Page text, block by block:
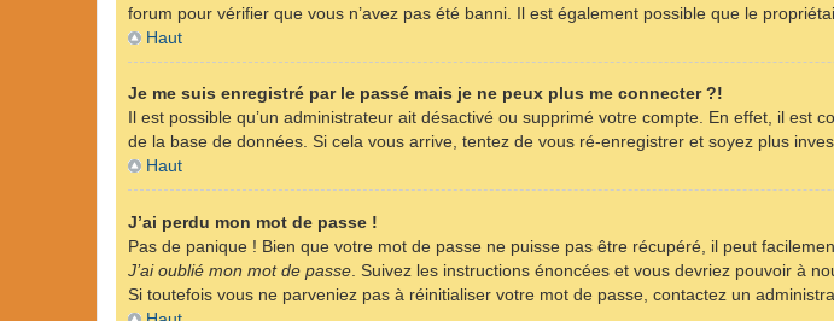
forum pour vérifier que vous n’avez pas été banni. Il est également possible que le
Haut
Je me suis enregistré par le passé mais je ne peux plus me connecter ?!
Il est possible qu’un administrateur ait désactivé ou supprimé votre compte. En effet, il
de la base de données. Si cela vous arrive, tentez de vous ré-enregistrer et soyez plus
Haut
J’ai perdu mon mot de passe !
Pas de panique ! Bien que votre mot de passe ne puisse pas être récupéré, il peut
J’ai oublié mon mot de passe . Suivez les instructions énoncées et vous devriez pouvoir à
Si toutefois vous ne parveniez pas à réinitialiser votre mot de passe, contactez un